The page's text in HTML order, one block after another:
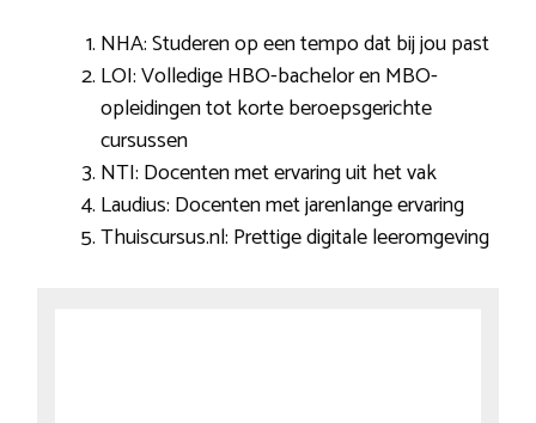
NHA: Studeren op een tempo dat bij jou past
LOI: Volledige HBO-bachelor en MBO-
opleidingen tot korte beroepsgerichte
cursussen
NTI: Docenten met ervaring uit het vak
Laudius: Docenten met jarenlange ervaring
Thuiscursus.nl: Prettige digitale leeromgeving